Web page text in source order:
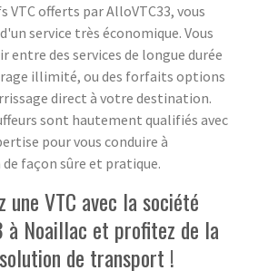
VTC offerts par AlloVTC33, vous
service très économique. Vous
entre des services de longue durée
illimité, ou des forfaits options
direct à votre destination.
sont hautement qualifiés avec
pour vous conduire à
façon sûre et pratique.
une VTC avec la société
à Noaillac et profitez de la
de transport !